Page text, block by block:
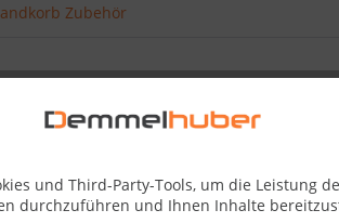
und Third-Party-Tools, um die Leistung
durchzuführen und Ihnen Inhalte
Zubehör